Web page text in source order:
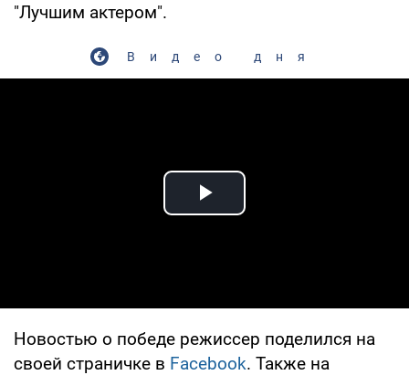
"Лучшим актером".
Видео дня
Play Video
Новостью о победе режиссер поделился на
своей страничке в Facebook. Также на